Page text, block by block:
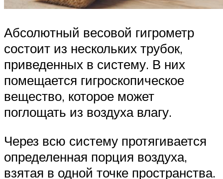
Абсолютный весовой гигрометр
состоит из нескольких трубок,
приведенных в систему. В них
помещается гигроскопическое
вещество, которое может
поглощать из воздуха влагу.
Через всю систему протягивается
определенная порция воздуха,
взятая в одной точке пространства.